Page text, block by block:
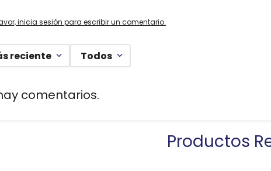
inicia sesión para escribir un comentario.
reciente Todos
comentarios.
Productos